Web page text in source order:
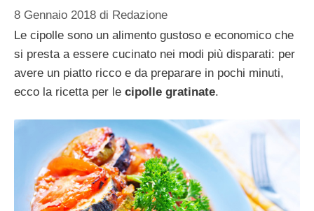
8 Gennaio 2018 di Redazione
Le cipolle sono un alimento gustoso e economico che
si presta a essere cucinato nei modi più disparati: per
avere un piatto ricco e da preparare in pochi minuti,
ecco la ricetta per le cipolle gratinate.